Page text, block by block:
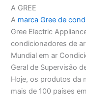
A GREE
A marca Gree de
Gree Electric
condicionadores de
Mundial em ar
Geral de Supervisão
Hoje, os produtos da
mais de 100 países